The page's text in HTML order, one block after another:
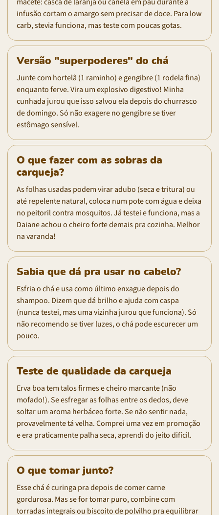
infusão cortam o amargo sem precisar de doce. Para low
carb, stevia funciona, mas teste com poucas gotas.
Versão "superpoderes" do chá
Junte com hortelã (1 raminho) e gengibre (1 rodela fina)
enquanto ferve. Vira um explosivo digestivo! Minha
cunhada jurou que isso salvou ela depois do churrasco
de domingo. Só não exagere no gengibre se tiver
estômago sensível.
O que fazer com as sobras da
carqueja?
As folhas usadas podem virar adubo (seca e tritura) ou
até repelente natural, coloca num pote com água e deixa
no peitoril contra mosquitos. Já testei e funciona, mas a
Daiane achou o cheiro forte demais pra cozinha. Melhor
na varanda!
Sabia que dá pra usar no cabelo?
Esfria o chá e usa como último enxague depois do
shampoo. Dizem que dá brilho e ajuda com caspa
(nunca testei, mas uma vizinha jurou que funciona). Só
não recomendo se tiver luzes, o chá pode escurecer um
pouco.
Teste de qualidade da carqueja
Erva boa tem talos firmes e cheiro marcante (não
mofado!). Se esfregar as folhas entre os dedos, deve
soltar um aroma herbáceo forte. Se não sentir nada,
provavelmente tá velha. Comprei uma vez em promoção
e era praticamente palha seca, aprendi do jeito difícil.
O que tomar junto?
Esse chá é curinga pra depois de comer carne
gordurosa. Mas se for tomar puro, combine com
torradas integrais ou biscoito de polvilho pra equilibrar